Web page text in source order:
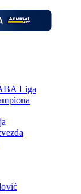
Liga